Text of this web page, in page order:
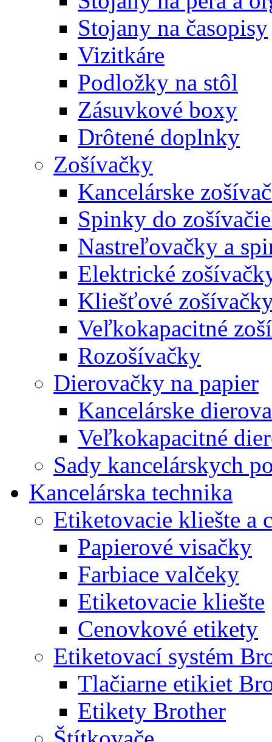
Stojany na časopisy
Vizitkáre
Podložky na stôl
Zásuvkové boxy
Drôtené doplnky
Zošívačky
Kancelárske
Spinky do
Nastreľovačky a
Elektrické
Kliešťové
Veľkokapacitné
Rozošívačky
Dierovačky na papier
Kancelárske
Veľkokapacitné
Sady kancelárskych
Kancelárska technika
Etiketovacie kliešte a
Papierové visačky
Farbiace valčeky
Etiketovacie kliešte
Cenovkové etikety
Etiketovací systém
Tlačiarne etikiet
Etikety Brother